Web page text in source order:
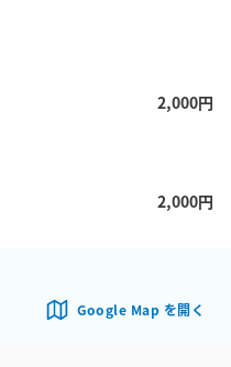
2,000円
2,000円
Google Map を開く